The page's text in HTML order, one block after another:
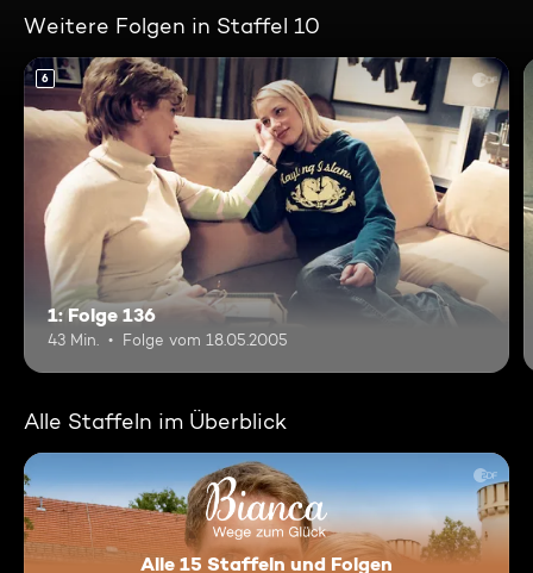
Weitere Folgen in Staffel 10
6
1: Folge 136
43 Min. Folge vom 18.05.2005
Alle Staffeln im Überblick
Alle 15 Staffeln und Folgen